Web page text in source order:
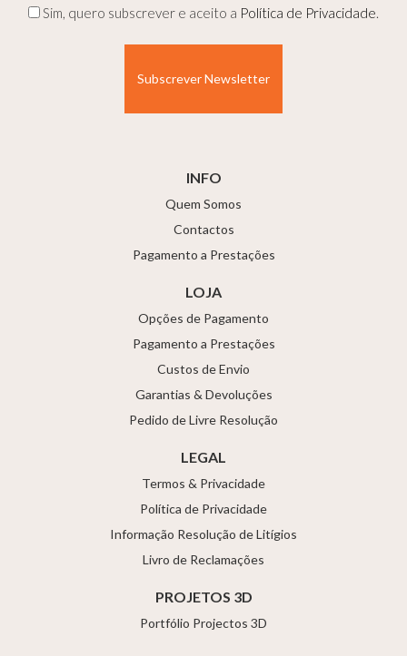
Privacidade
Sim, quero subscrever e aceito a Política de Privacidade.
INFO
Quem Somos
Contactos
Pagamento a Prestações
LOJA
Opções de Pagamento
Pagamento a Prestações
Custos de Envio
Garantias & Devoluções
Pedido de Livre Resolução
LEGAL
Termos & Privacidade
Política de Privacidade
Informação Resolução de Litígios
Livro de Reclamações
PROJETOS 3D
Portfólio Projectos 3D